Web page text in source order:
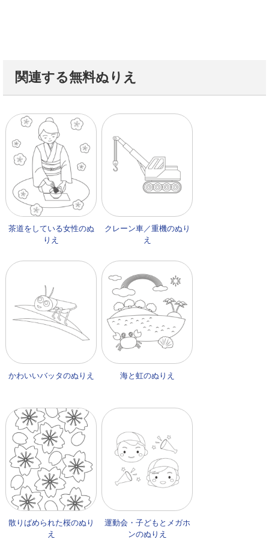
関連する無料ぬりえ
茶道をしている女性のぬ
りえ
クレーン車／重機のぬり
え
かわいいバッタのぬりえ 海と虹のぬりえ
散りばめられた桜のぬり
え
運動会・子どもとメガホ
ンのぬりえ